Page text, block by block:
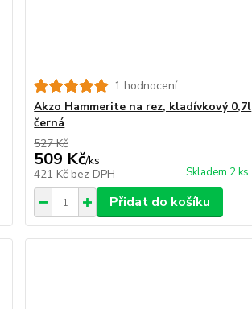
1 hodnocení
Akzo Hammerite na rez, kladívkový 0,7l
černá
527 Kč
509 Kč/ks
421 Kč bez DPH Skladem 2 ks
Přidat do košíku